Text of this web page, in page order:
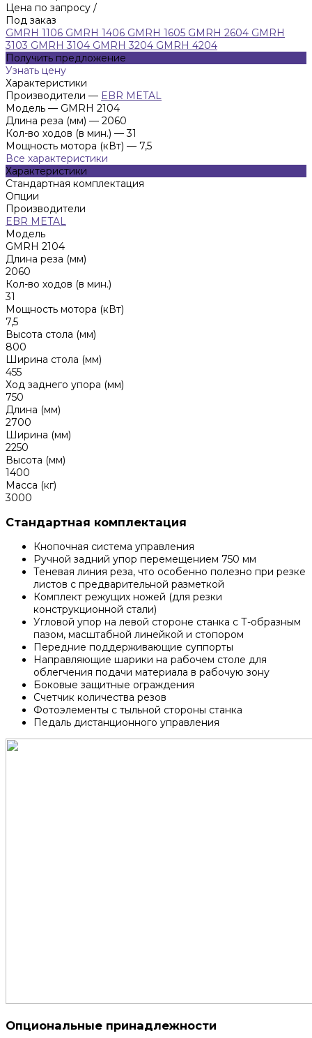
Цена по запросу /
Под заказ
GMRH 1106 GMRH 1406 GMRH 1605 GMRH 2604 GMRH
3103 GMRH 3104 GMRH 3204 GMRH 4204
Получить предложение
Узнать цену
Характеристики
Производители — EBR METAL
Модель — GMRH 2104
Длина реза (мм) — 2060
Кол-во ходов (в мин.) — 31
Мощность мотора (кВт) — 7,5
Все характеристики
Характеристики
Стандартная комплектация
Опции
Производители
EBR METAL
Модель
GMRH 2104
Длина реза (мм)
2060
Кол-во ходов (в мин.)
31
Мощность мотора (кВт)
7,5
Высота стола (мм)
800
Ширина стола (мм)
455
Ход заднего упора (мм)
750
Длина (мм)
2700
Ширина (мм)
2250
Высота (мм)
1400
Масса (кг)
3000
Стандартная комплектация
Кнопочная система управления
Ручной задний упор перемещением 750 мм
Теневая линия реза, что особенно полезно при резке
листов с предварительной разметкой
Комплект режущих ножей (для резки
конструкционной стали)
Угловой упор на левой стороне станка с Т-образным
пазом, масштабной линейкой и стопором
Передние поддерживающие суппорты
Направляющие шарики на рабочем столе для
облегчения подачи материала в рабочую зону
Боковые защитные ограждения
Счетчик количества резов
Фотоэлементы с тыльной стороны станка
Педаль дистанционного управления
Опциональные принадлежности